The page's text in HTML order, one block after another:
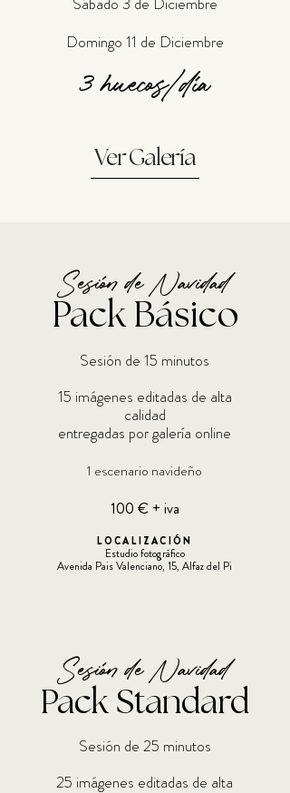
Domingo 11 de Diciembre
3 huecos/día
Ver Galería
Sesión de Navidad
Sesión de 15 minutos
15 imágenes editadas de alta
calidad
entregadas por galería online
1 escenario navideño
100 € + iva
LOCALIZACIÓN
Estudio fotográfico
Avenida Pais Valenciano, 15, Alfaz del Pi
Pack Básico
Sesión de Navidad
Pack Standard
Sesión de 25 minutos
25 imágenes editadas de alta